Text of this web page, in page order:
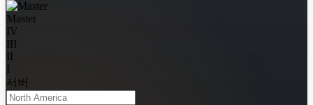
Master
IV
III
II
I
서버